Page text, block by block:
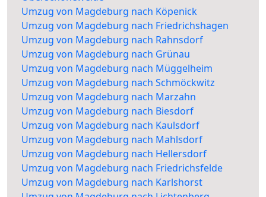
Umzug von Magdeburg nach Köpenick
Umzug von Magdeburg nach Friedrichshagen
Umzug von Magdeburg nach Rahnsdorf
Umzug von Magdeburg nach Grünau
Umzug von Magdeburg nach Müggelheim
Umzug von Magdeburg nach Schmöckwitz
Umzug von Magdeburg nach Marzahn
Umzug von Magdeburg nach Biesdorf
Umzug von Magdeburg nach Kaulsdorf
Umzug von Magdeburg nach Mahlsdorf
Umzug von Magdeburg nach Hellersdorf
Umzug von Magdeburg nach Friedrichsfelde
Umzug von Magdeburg nach Karlshorst